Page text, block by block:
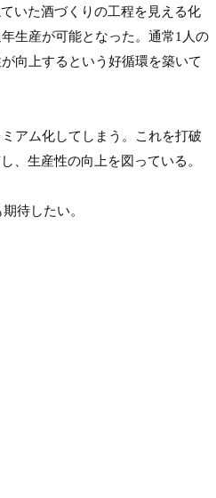
いた酒づくりの工程を見える化
生産が可能となった。通常1人の
向上するという好循環を築いて
アム化してしまう。これを打破
、生産性の向上を図っている。
待したい。